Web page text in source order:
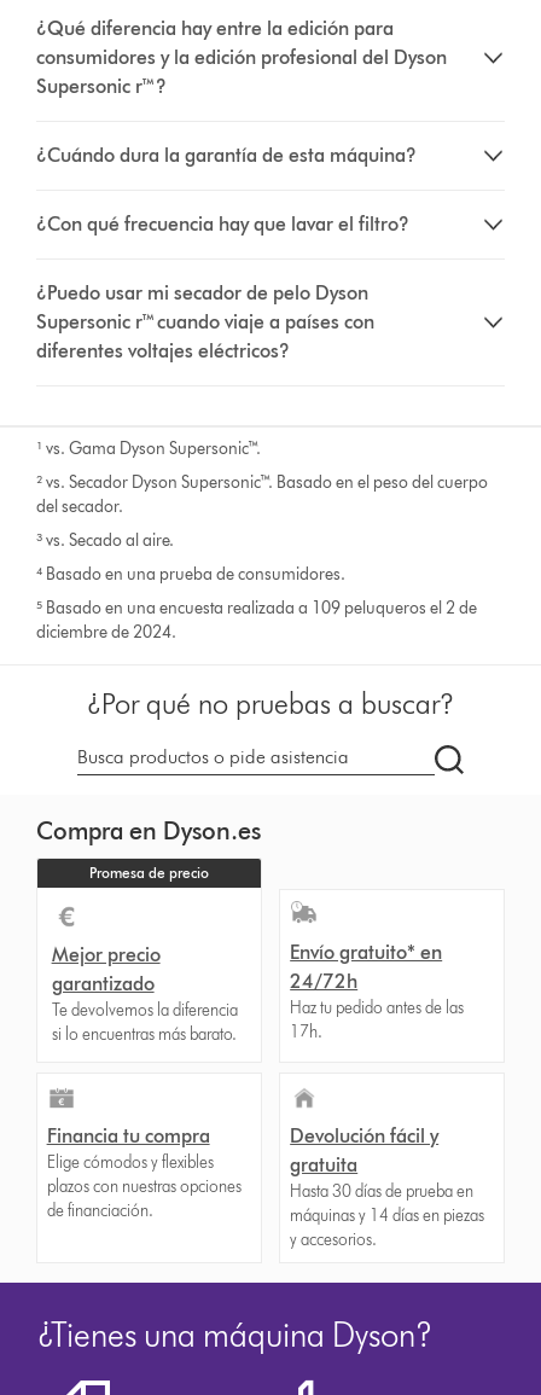
¿Qué diferencia hay entre la edición para
consumidores y la edición profesional del Dyson
Supersonic r™?
¿Cuándo dura la garantía de esta máquina?
¿Con qué frecuencia hay que lavar el filtro?
¿Puedo usar mi secador de pelo Dyson
Supersonic r™ cuando viaje a países con
diferentes voltajes eléctricos?
¹ vs. Gama Dyson Supersonic™.​
² vs. Secador Dyson Supersonic™. Basado en el peso del cuerpo
del secador.​
³ vs. Secado al aire.​
⁴ Basado en una prueba de consumidores.
⁵ Basado en una encuesta realizada a 109 peluqueros el 2 de
diciembre de 2024.
¿Por qué no pruebas a buscar?
Buscar
Compra en Dyson.es
Promesa de precio
Mejor precio
garantizado
Te devolvemos la diferencia
si lo encuentras más barato.
Envío gratuito* en
24/72h
Haz tu pedido antes de las
17h.
Financia tu compra
Elige cómodos y flexibles
plazos con nuestras opciones
de financiación.
Devolución fácil y
gratuita
Hasta 30 días de prueba en
máquinas y 14 días en piezas
y accesorios.
¿Tienes una máquina Dyson?